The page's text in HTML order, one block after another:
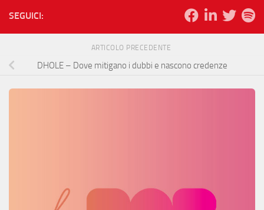
SEGUICI:
ARTICOLO PRECEDENTE
DHOLE – Dove mitigano i dubbi e nascono credenze